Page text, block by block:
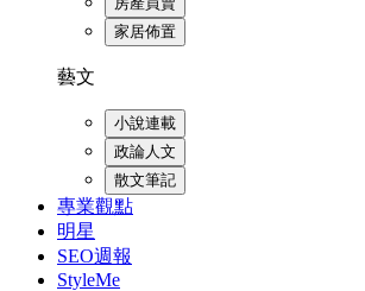
家居佈置
藝文
小說連載
政論人文
散文筆記
專業觀點
明星
SEO週報
StyleMe